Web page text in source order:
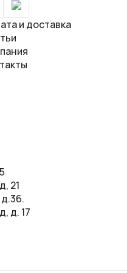
и доставка
21
д. 17